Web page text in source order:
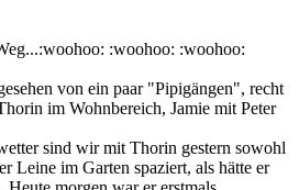
:woohoo: :woohoo:
von ein paar "Pipigängen", recht
im Wohnbereich, Jamie mit Peter
sind wir mit Thorin gestern sowohl
Leine im Garten spaziert, als hätte er